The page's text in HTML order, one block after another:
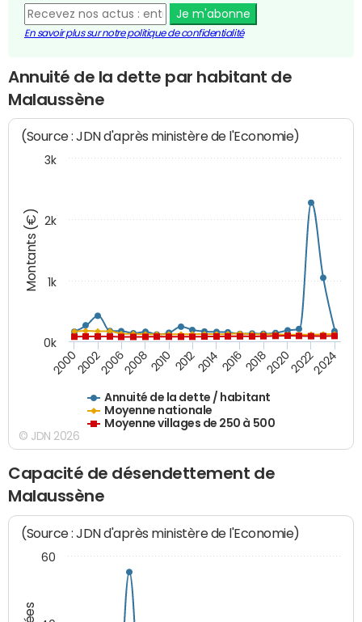
Je m'abonne
En savoir plus sur notre politique de confidentialité
Annuité de la dette par habitant de
Malaussène
Montants (€)
(Source : JDN d'après ministère de l'Economie)
Annuité de la dette / habitant
Moyenne nationale
Moyenne villages de 250 à 500
20002002200620082010 2012201420162018202020222024
0k
1k
2k
3k
© JDN 2026
Capacité de désendettement de
Malaussène
(Source : JDN d'après ministère de l'Economie)
60